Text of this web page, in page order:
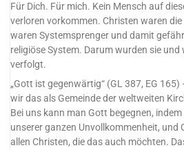
Für Dich. Für mich. Kein Mensch auf
verloren vorkommen. Christen waren
waren Systemsprenger und damit
religiöse System. Darum wurden sie
verfolgt.
„Gott ist gegenwärtig“ (GL 387, EG
wir das als Gemeinde der weltweiten
Bei uns kann man Gott begegnen,
unserer ganzen Unvollkommenheit, und
allen Christen, die das auch möchten.